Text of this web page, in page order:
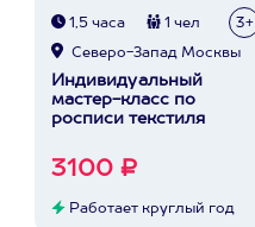
1,5 часа 1 чел 3+
Северо-Запад Москвы
Индивидуальный
мастер-класс по
росписи текстиля
3100 ₽
Работает круглый год